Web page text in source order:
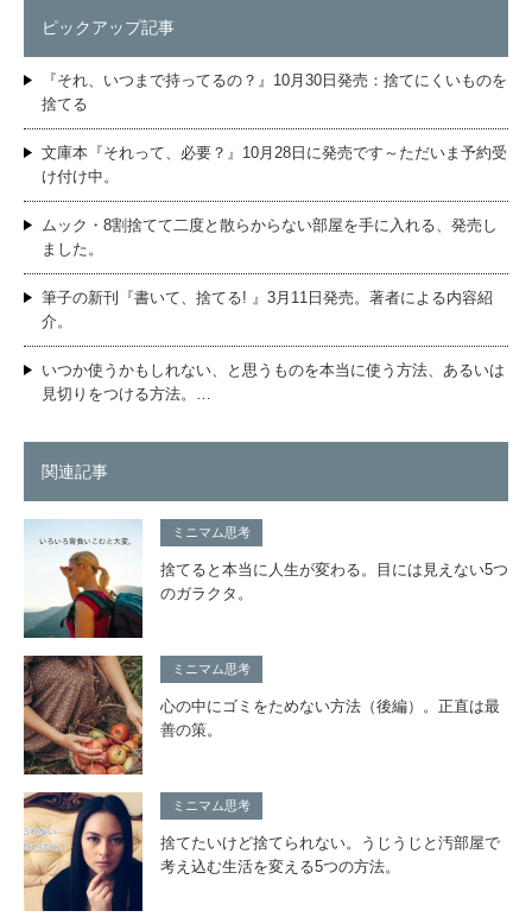
ピックアップ記事
『それ、いつまで持ってるの？』10月30日発売：捨てにくいものを
捨てる
文庫本『それって、必要？』10月28日に発売です～ただいま予約受
け付け中。
ムック・8割捨てて二度と散らからない部屋を手に入れる、発売し
ました。
筆子の新刊『書いて、捨てる! 』3月11日発売。著者による内容紹
介。
いつか使うかもしれない、と思うものを本当に使う方法、あるいは
見切りをつける方法。…
関連記事
ミニマム思考
捨てると本当に人生が変わる。目には見えない5つ
のガラクタ。
ミニマム思考
心の中にゴミをためない方法（後編）。正直は最
善の策。
ミニマム思考
捨てたいけど捨てられない。うじうじと汚部屋で
考え込む生活を変える5つの方法。